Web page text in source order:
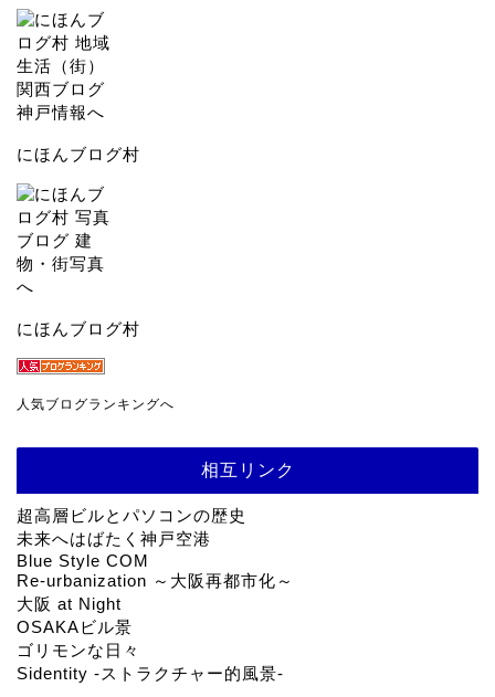
にほんブログ村
にほんブログ村
人気ブログランキングへ
相互リンク
超高層ビルとパソコンの歴史
未来へはばたく神戸空港
Blue Style COM
Re-urbanization ～大阪再都市化～
大阪 at Night
OSAKAビル景
ゴリモンな日々
Sidentity -ストラクチャー的風景-